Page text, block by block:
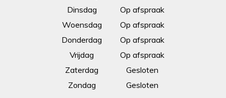
Dinsdag
Woensdag
Donderdag
Vrijdag
Zaterdag
Zondag
Op afspraak
Op afspraak
Op afspraak
Op afspraak
Gesloten
Gesloten